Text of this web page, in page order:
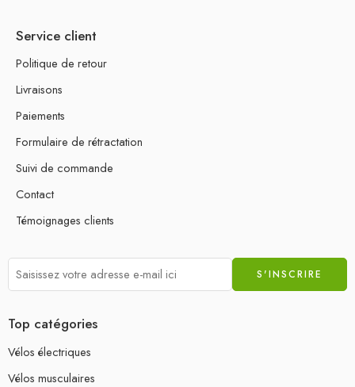
Service client
Politique de retour
Livraisons
Paiements
Formulaire de rétractation
Suivi de commande
Contact
Témoignages clients
Top catégories
Vélos électriques
Vélos musculaires